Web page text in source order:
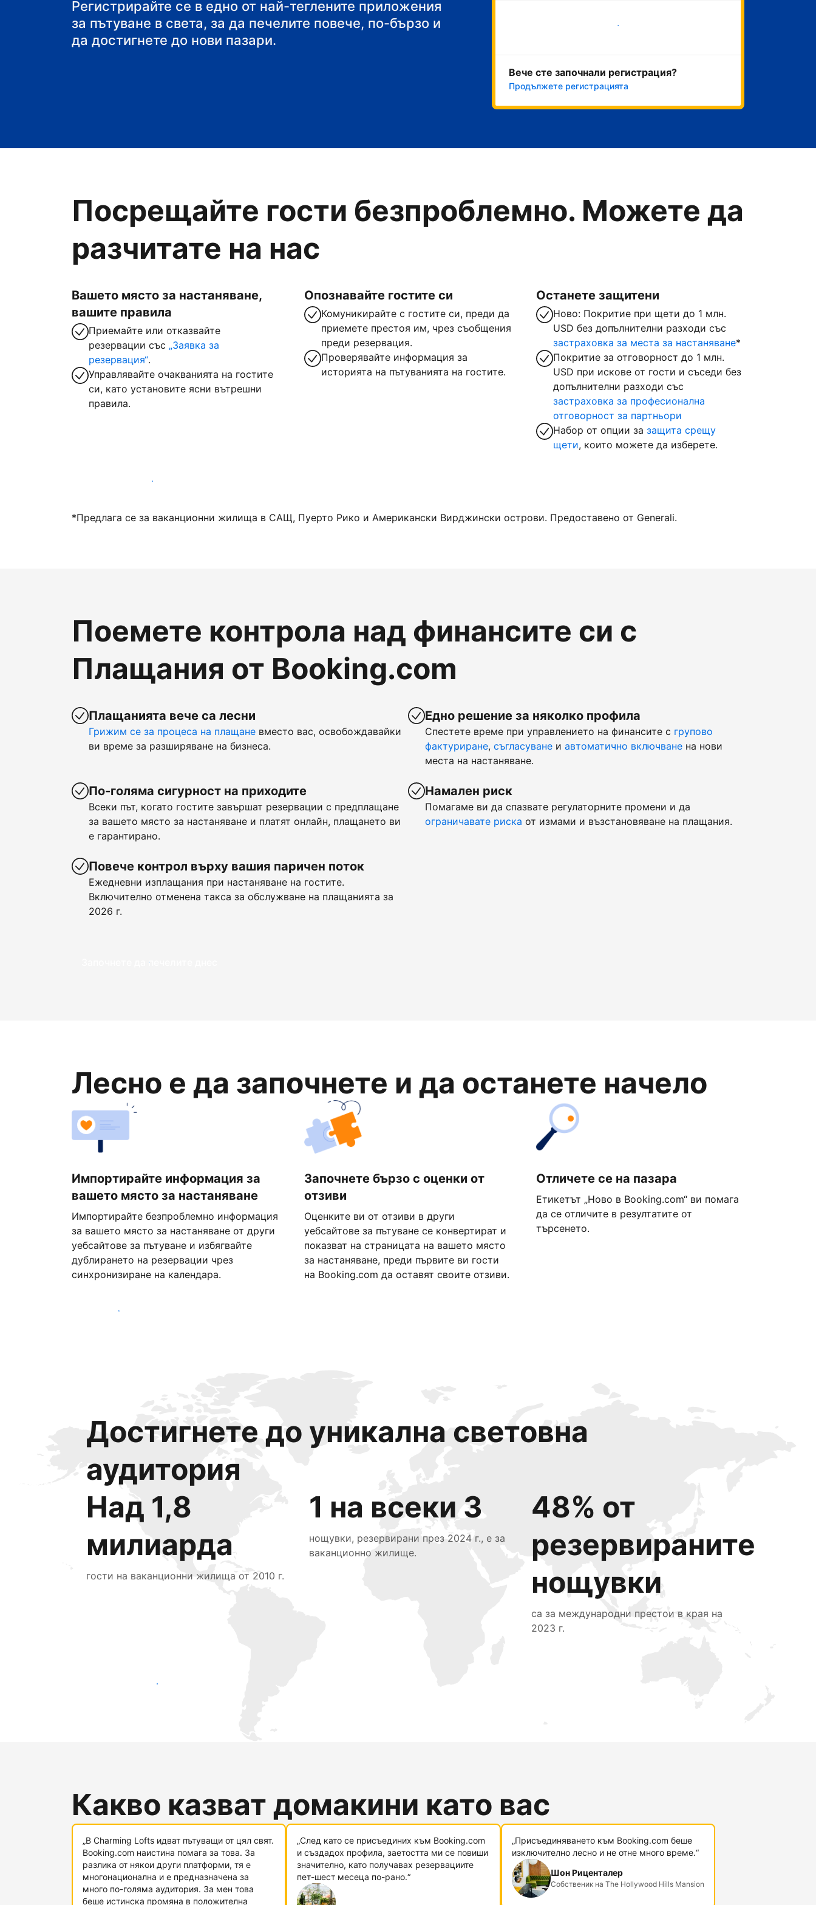
Регистрирайте се в едно от най-теглените приложения
за пътуване в света, за да печелите повече, по-бързо и
да достигнете до нови пазари.
Начало
Вече сте започнали регистрация?
Продължете регистрацията
Посрещайте гости безпроблемно. Можете да
разчитате на нас
Вашето място за настаняване,
вашите правила
Приемайте или отказвайте
резервации със „Заявка за
резервация“.
Управлявайте очакванията на гостите
си, като установите ясни вътрешни
правила.
Опознавайте гостите си
Комуникирайте с гостите си, преди да
приемете престоя им, чрез съобщения
преди резервация.
Проверявайте информация за
историята на пътуванията на гостите.
Останете защитени
Ново: Покритие при щети до 1 млн.
USD без допълнителни разходи със
застраховка за места за настаняване*
Покритие за отговорност до 1 млн.
USD при искове от гости и съседи без
допълнителни разходи със
застраховка за професионална
отговорност за партньори
Набор от опции зазащита срещу
щети, които можете да изберете.
Посрещайте гости с нас днес
*Предлага се за ваканционни жилища в САЩ, Пуерто Рико и Американски Вирджински острови. Предоставено от Generali.
Поемете контрола над финансите си с
Плащания от Booking.com
Плащанията вече са лесни
Грижим се за процеса на плащане вместо вас, освобождавайки
ви време за разширяване на бизнеса.
По-голяма сигурност на приходите
Всеки път, когато гостите завършат резервации с предплащане
за вашето място за настаняване и платят онлайн, плащането ви
е гарантирано.
Повече контрол върху вашия паричен поток
Ежедневни изплащания при настаняване на гостите.
Включително отменена такса за обслужване на плащанията за
2026 г.
Едно решение за няколко профила
Спестете време при управлението на финансите с групово
фактуриране, съгласуване и автоматично включване на нови
места на настаняване.
Намален риск
Помагаме ви да спазвате регулаторните промени и да
ограничавате риска от измами и възстановяване на плащания.
Започнете да печелите днес
Лесно е да започнете и да останете начело
Импортирайте информация за
вашето място за настаняване
Импортирайте безпроблемно информация
за вашето място за настаняване от други
уебсайтове за пътуване и избягвайте
дублирането на резервации чрез
синхронизиране на календара.
Започнете бързо с оценки от
отзиви
Оценките ви от отзиви в други
уебсайтове за пътуване се конвертират и
показват на страницата на вашето място
за настаняване, преди първите ви гости
на Booking.com да оставят своите отзиви.
Отличете се на пазара
Етикетът „Ново в Booking.com“ ви помага
да се отличите в резултатите от
търсенето.
Започнете днес
Достигнете до уникална световна
аудитория
Над 1,8
милиарда
гости на ваканционни жилища от 2010 г.
1 на всеки 3
нощувки, резервирани през 2024 г., е за
ваканционно жилище.
48% от
резервираните
нощувки
са за международни престои в края на
2023 г.
Достигнете до нови гости днес
Какво казват домакини като вас
„В Charming Lofts идват пътуващи от цял свят.
Booking.com наистина помага за това. За
разлика от някои други платформи, тя е
многонационална и е предназначена за
много по-голяма аудитория. За мен това
беше истинска промяна в положителна
„След като се присъединих към Booking.com
и създадох профила, заетостта ми се повиши
значително, като получавах резервациите
пет-шест месеца по-рано.“
„Присъединяването към Booking.com беше
изключително лесно и не отне много време.“
Шон Риценталер
Собственик на The Hollywood Hills Mansion